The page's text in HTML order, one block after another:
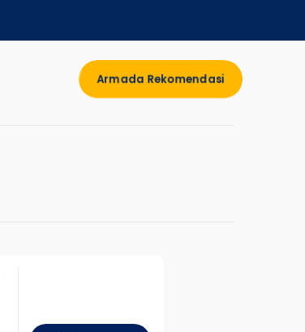
Armada Rekomendasi